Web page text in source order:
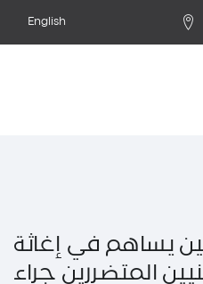
English
يساهم في إغاثة
المتضررين جراء